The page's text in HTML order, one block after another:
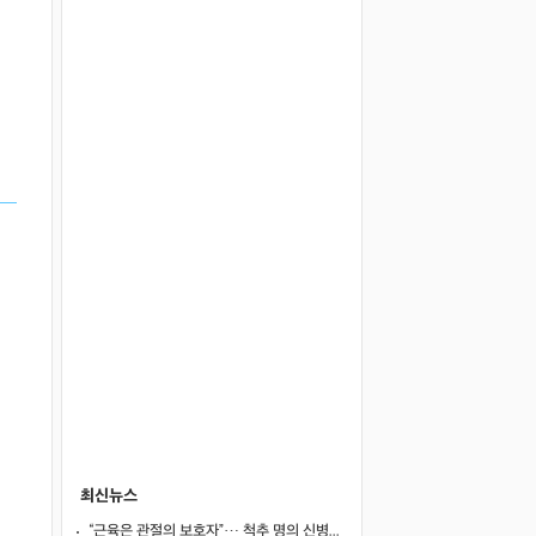
최신뉴스
“근육은 관절의 보호자”… 척추 명의 신병준 교수가 말하는 하체 근육의 힘 [평생운동연구소]